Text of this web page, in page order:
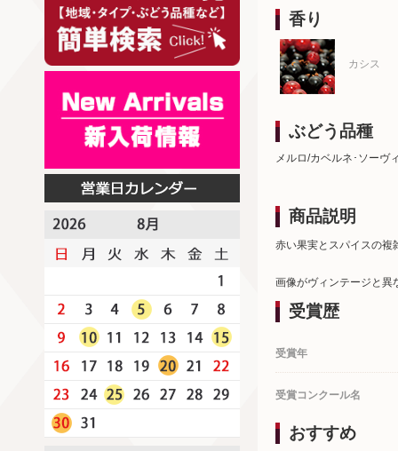
香り
カシス
ぶどう品種
メルロ/カベルネ･ソーヴ
商品説明
赤い果実とスパイスの複
画像がヴィンテージと異
受賞歴
受賞年
受賞コンクール名
おすすめ